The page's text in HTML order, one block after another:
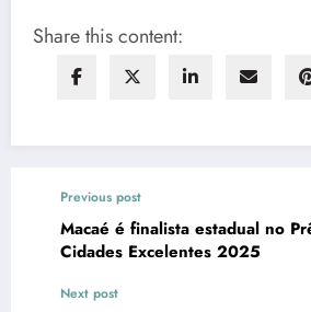
Share this content:
Previous post
Macaé é finalista estadual no Prêmio Band
Cidades Excelentes 2025
Next post